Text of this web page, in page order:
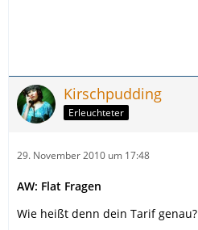
Kirschpudding
Erleuchteter
29. November 2010 um 17:48
AW: Flat Fragen
Wie heißt denn dein Tarif genau?